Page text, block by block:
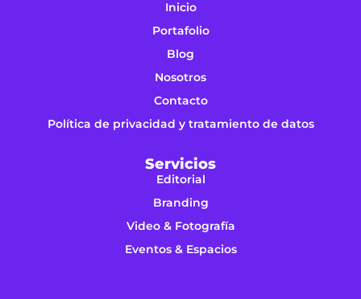
Inicio
Portafolio
Blog
Nosotros
Contacto
Política de privacidad y tratamiento de datos
Servicios
Editorial
Branding
Video & Fotografía
Eventos & Espacios